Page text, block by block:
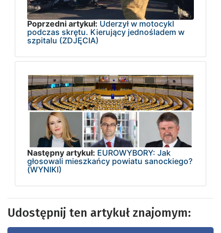
Poprzedni artykuł: Uderzył w motocykl
podczas skrętu. Kierujący jednośladem w
szpitalu (ZDJĘCIA)
Następny artykuł: EUROWYBORY: Jak
głosowali mieszkańcy powiatu sanockiego?
(WYNIKI)
Udostępnij ten artykuł znajomym: